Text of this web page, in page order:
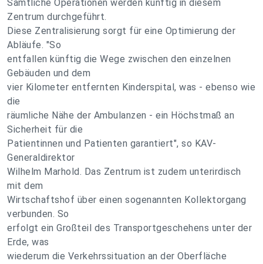
Sämtliche Operationen werden künftig in diesem
Zentrum durchgeführt.
Diese Zentralisierung sorgt für eine Optimierung der
Abläufe. "So
entfallen künftig die Wege zwischen den einzelnen
Gebäuden und dem
vier Kilometer entfernten Kinderspital, was - ebenso wie
die
räumliche Nähe der Ambulanzen - ein Höchstmaß an
Sicherheit für die
Patientinnen und Patienten garantiert", so KAV-
Generaldirektor
Wilhelm Marhold. Das Zentrum ist zudem unterirdisch
mit dem
Wirtschaftshof über einen sogenannten Kollektorgang
verbunden. So
erfolgt ein Großteil des Transportgeschehens unter der
Erde, was
wiederum die Verkehrssituation an der Oberfläche